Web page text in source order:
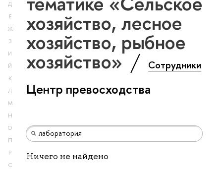
Д
Е
Ж
З
И
Й
К
Л
М
Н
О
П
Р
С
хозяйство, лесное
хозяйство, рыбное
хозяйство» Сотрудники
Центр превосходства
Ничего не найдено